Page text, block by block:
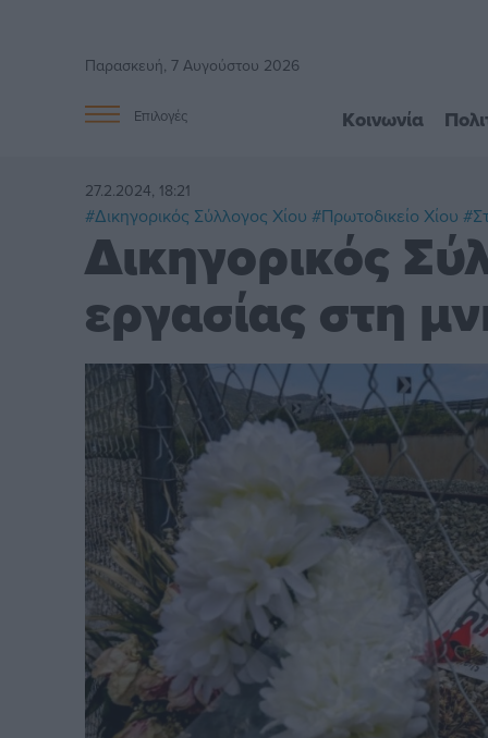
Παρασκευή, 7 Αυγούστου 2026
Επιλογές Κοινωνία
27.2.2024, 18:21
#Δικηγορικός Σύλλογος Χίου #Πρωτοδικείο Χίου
Δικηγορικός
εργασίας στη